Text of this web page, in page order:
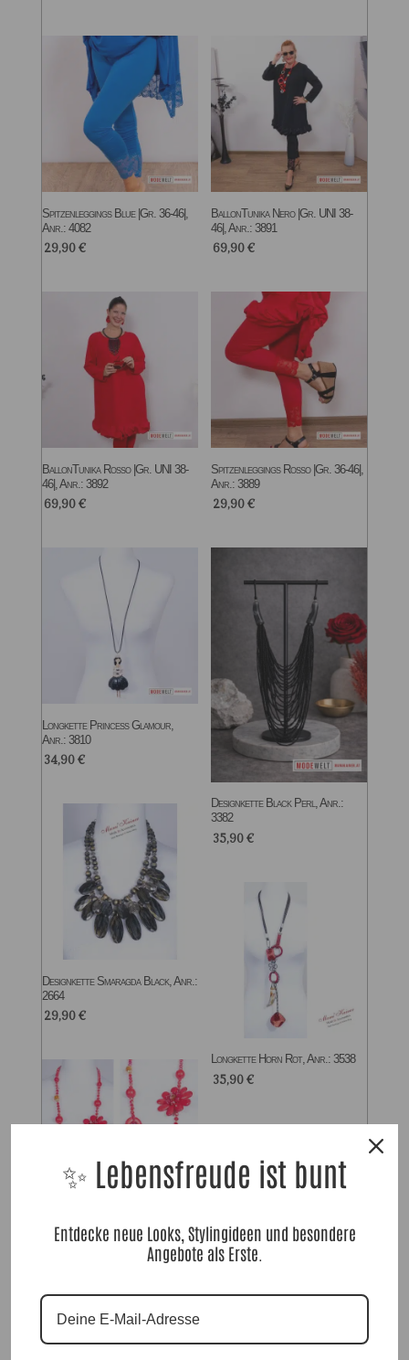
Spitzenleggings Blue |Gr. 36-46|,
Anr.: 4082
29,90€
BallonTunika Nero |Gr. UNI 38-
46|, Anr.: 3891
69,90€
BallonTunika Rosso |Gr. UNI 38-
46|, Anr.: 3892
69,90€
Spitzenleggings Rosso |Gr. 36-46|,
Anr.: 3889
29,90€
Longkette Princess Glamour,
Anr.: 3810
34,90€
Designkette Black Perl, Anr.:
3382
35,90€
Designkette Smaragda Black, Anr.:
2664
29,90€
Longkette Horn Rot, Anr.: 3538
35,90€
Longkette Red Flowers, Anr.:
✨ Lebensfreude ist bunt
Entdecke neue Looks, Stylingideen und besondere
Angebote als Erste.